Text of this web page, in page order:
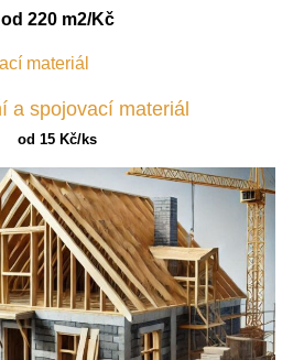
od 220 m2/Kč
a spojovací materiál
od 15 Kč/ks